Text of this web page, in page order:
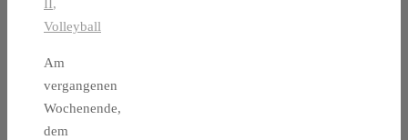
II,
Volleyball
Am
vergangenen
Wochenende,
dem